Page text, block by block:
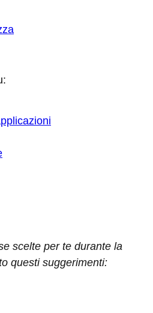
scelte per te durante la
questi suggerimenti: